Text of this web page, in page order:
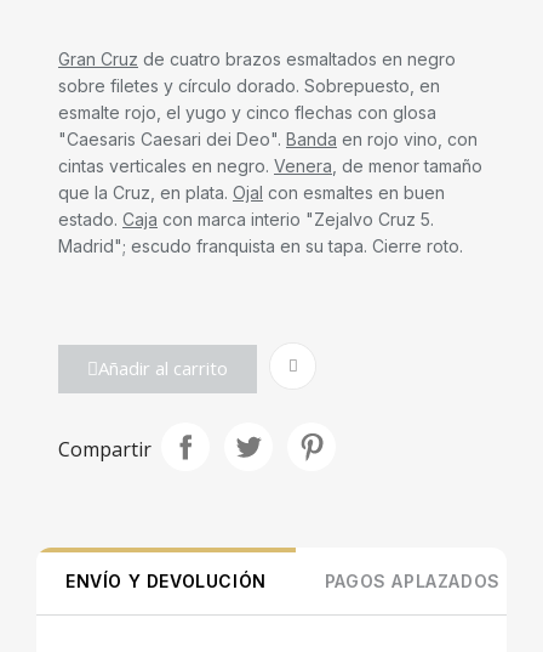
Gran Cruz de cuatro brazos esmaltados en negro
sobre filetes y círculo dorado. Sobrepuesto, en
esmalte rojo, el yugo y cinco flechas con glosa
"Caesaris Caesari dei Deo". Banda en rojo vino, con
cintas verticales en negro. Venera , de menor tamaño
que la Cruz, en plata. Ojal con esmaltes en buen
estado. Caja con marca interio "Zejalvo Cruz 5.
Madrid"; escudo franquista en su tapa. Cierre roto.
Añadir al carrito
Compartir
ENVÍO Y DEVOLUCIÓN PAGOS APLAZADOS